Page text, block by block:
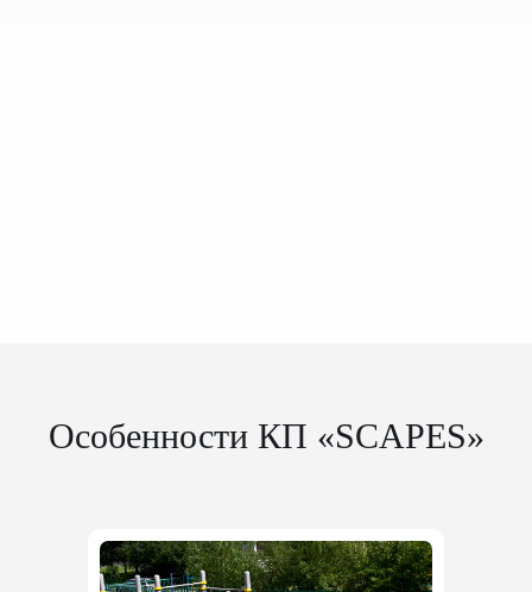
Особенности КП «SCAPES»